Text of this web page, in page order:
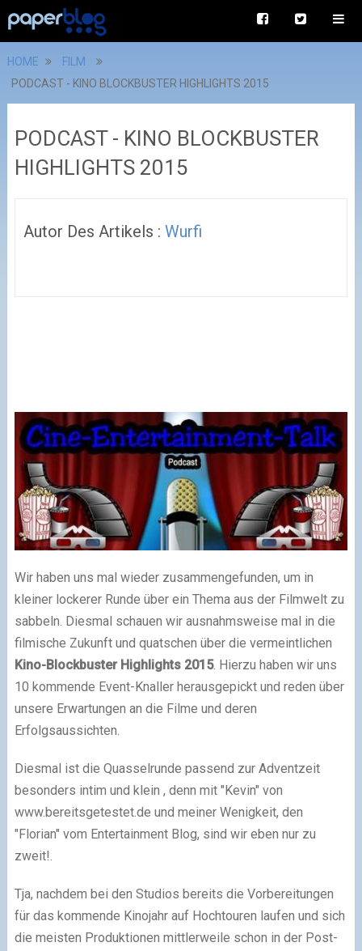
HOME
FILM
PODCAST - KINO BLOCKBUSTER HIGHLIGHTS 2015
PODCAST - KINO BLOCKBUSTER
HIGHLIGHTS 2015
Autor Des Artikels : Wurfi
Wir haben uns mal wieder zusammengefunden, um in
kleiner lockerer Runde über ein Thema aus der Filmwelt zu
sabbeln. Diesmal schauen wir ausnahmsweise mal in die
filmische Zukunft und quatschen über die vermeintlichen
Kino-Blockbuster Highlights 2015. Hierzu haben wir uns
10 kommende Event-Knaller herausgepickt und reden über
unsere Erwartungen an die Filme und deren
Erfolgsaussichten.
Diesmal ist die Quasselrunde passend zur Adventzeit
besonders intim und klein , denn mit "Kevin" von
www.bereitsgetestet.de und meiner Wenigkeit, den
"Florian" vom Entertainment Blog, sind wir eben nur zu
zweit!.
Tja, nachdem bei den Studios bereits die Vorbereitungen
für das kommende Kinojahr auf Hochtouren laufen und sich
die meisten Produktionen mittlerweile schon in der Post-